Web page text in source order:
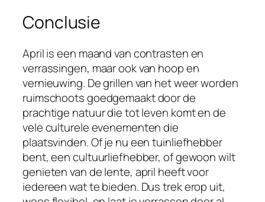
Conclusie
April is een maand van contrasten en
verrassingen, maar ook van hoop en
vernieuwing. De grillen van het weer worden
ruimschoots goedgemaakt door de
prachtige natuur die tot leven komt en de
vele culturele evenementen die
plaatsvinden. Of je nu een tuinliefhebber
bent, een cultuurliefhebber, of gewoon wilt
genieten van de lente, april heeft voor
iedereen wat te bieden. Dus trek erop uit,